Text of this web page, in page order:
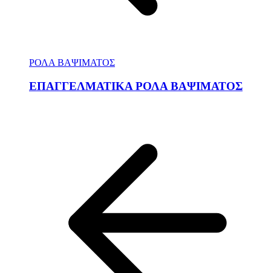
ΡΟΛΑ ΒΑΨΙΜΑΤΟΣ
ΕΠΑΓΓΕΛΜΑΤΙΚΑ ΡΟΛΑ ΒΑΨΙΜΑΤΟΣ